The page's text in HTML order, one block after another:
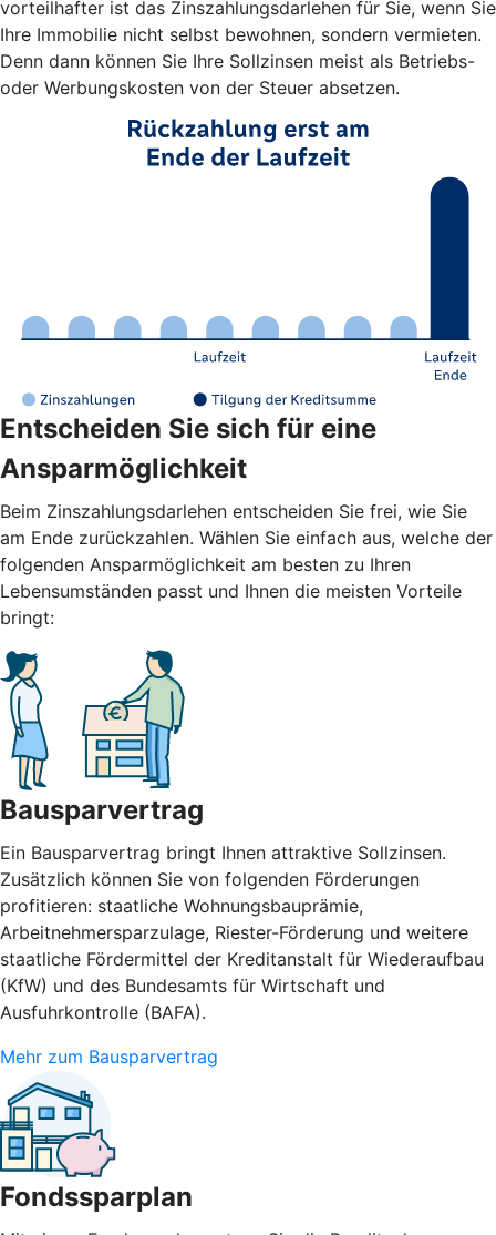
vorteilhafter ist das Zinszahlungsdarlehen für Sie, wenn Sie
Ihre Immobilie nicht selbst bewohnen, sondern vermieten.
Denn dann können Sie Ihre Sollzinsen meist als Betriebs-
oder Werbungskosten von der Steuer absetzen.
Entscheiden Sie sich für eine
Ansparmöglichkeit
Beim Zinszahlungsdarlehen entscheiden Sie frei, wie Sie
am Ende zurückzahlen. Wählen Sie einfach aus, welche der
folgenden Ansparmöglichkeit am besten zu Ihren
Lebensumständen passt und Ihnen die meisten Vorteile
bringt:
Bausparvertrag
Ein Bausparvertrag bringt Ihnen attraktive Sollzinsen.
Zusätzlich können Sie von folgenden Förderungen
profitieren: staatliche Wohnungsbauprämie,
Arbeitnehmersparzulage, Riester-Förderung und weitere
staatliche Fördermittel der Kreditanstalt für Wiederaufbau
(KfW) und des Bundesamts für Wirtschaft und
Ausfuhrkontrolle (BAFA).
Mehr zum Bausparvertrag
Fondssparplan